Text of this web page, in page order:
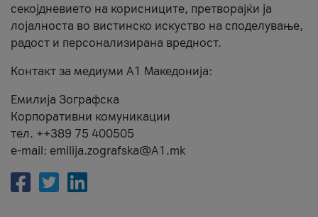
секојдневието на корисниците, претворајќи ја
лојалноста во вистинско искуство на споделување,
радост и персонализирана вредност.
Контакт за медиуми А1 Македонија:
Емилија Зографска
Корпоративни комуникации
тел. ++389 75 400505
e-mail: emilija.zografska@A1.mk